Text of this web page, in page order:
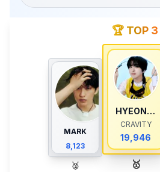
🏆 TOP 3
MARK
8,123
🥈
HYEONGJUN
CRAVITY
19,946
🥇